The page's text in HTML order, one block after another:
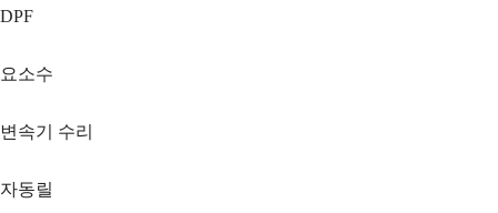
DPF
요소수
변속기 수리
자동릴